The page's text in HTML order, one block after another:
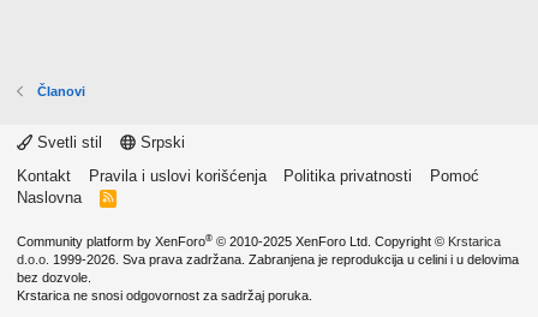
Članovi
Svetli stil
Srpski
Kontakt
Pravila i uslovi korišćenja Politika privatnosti
Pomoć
Naslovna
R
Community platform by XenForo® © 2010-2025 XenForo Ltd. Copyright © Krstarica
d.o.o. 1999-2026. Sva prava zadržana. Zabranjena je reprodukcija u celini i u delovima
bez dozvole.
Krstarica ne snosi odgovornost za sadržaj poruka.